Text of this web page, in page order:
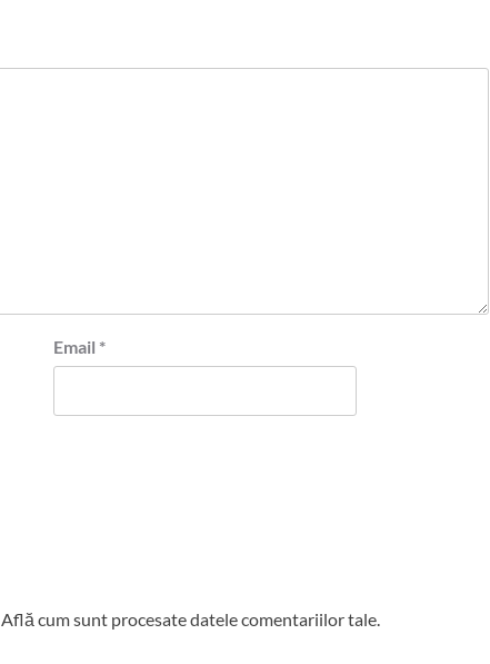
Email *
Află cum sunt procesate datele comentariilor tale.